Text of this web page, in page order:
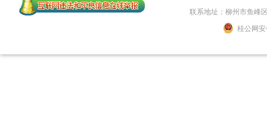
联系地址：柳州市鱼峰
桂公网